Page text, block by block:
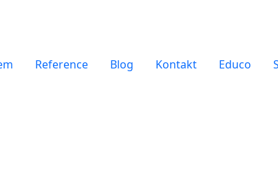
Reference Blog Kontakt Educo